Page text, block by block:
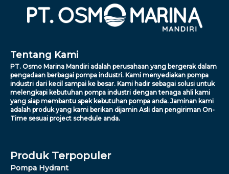
Tentang Kami
PT. Osmo Marina Mandiri adalah perusahaan yang bergerak dalam
pengadaan berbagai pompa industri. Kami menyediakan pompa
industri dari kecil sampai ke besar. Kami hadir sebagai solusi untuk
melengkapi kebutuhan pompa industri dengan tenaga ahli kami
yang siap membantu spek kebutuhan pompa anda. Jaminan kami
adalah produk yang kami berikan dijamin Asli dan pengiriman On-
Time sesuai project schedule anda.
Produk Terpopuler
Pompa Hydrant